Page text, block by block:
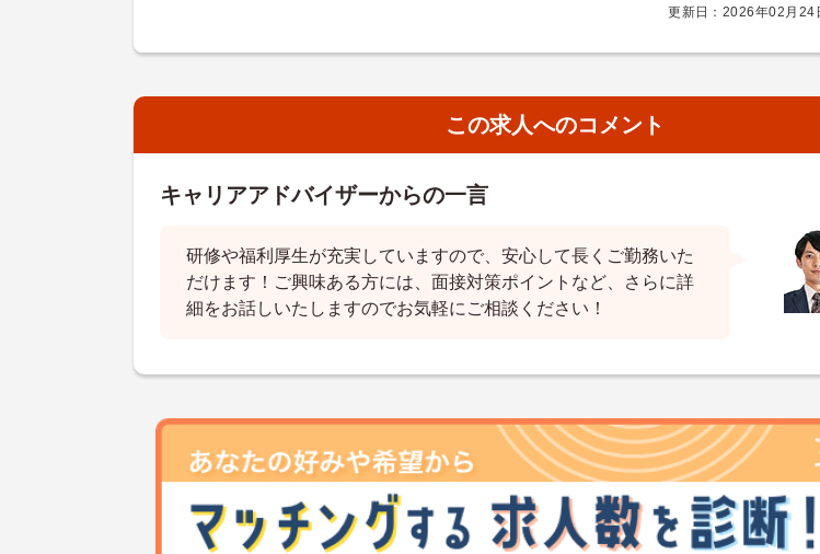
更新日：2026年02月24
この求人へのコメント
キャリアアドバイザーからの一言
研修や福利厚生が充実していますので、安心して長くご勤務いた
だけます！ご興味ある方には、面接対策ポイントなど、さらに詳
細をお話しいたしますのでお気軽にご相談ください！